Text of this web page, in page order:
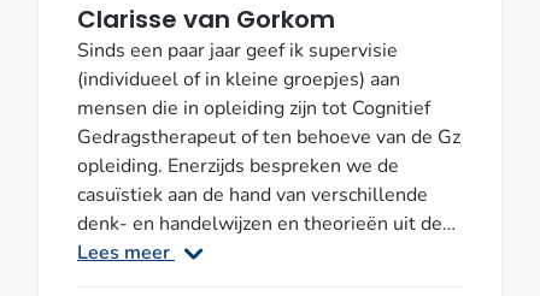
Clarisse van Gorkom
Sinds een paar jaar geef ik supervisie
(individueel of in kleine groepjes) aan
mensen die in opleiding zijn tot Cognitief
Gedragstherapeut of ten behoeve van de Gz
opleiding. Enerzijds bespreken we de
casuïstiek aan de hand van verschillende
denk- en handelwijzen en theorieën uit de
GCT en (indien noodzakelijk) uit andere
psychotherapeutische . Het is belangrijk en
Lees meer